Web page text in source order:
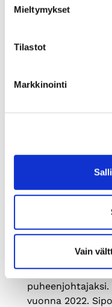
Mieltymykset
Tilastot
Markkinointi
Vain
Saku
SRV Oyj:n
valittu Helsingin
vuonna 2022.